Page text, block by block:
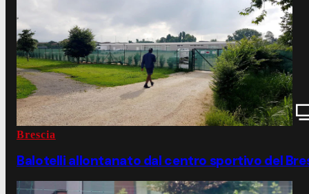
Brescia
Balotelli allontanato dal centro sportivo del